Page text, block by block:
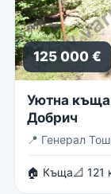
125 000 €
Уютна къща
Добрич
📍 Генерал
🏠 Къща📐 121